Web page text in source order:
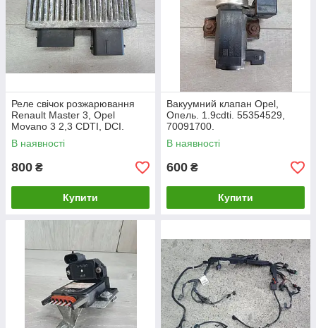
Реле свічок розжарювання
Renault Master 3, Opel
Movano 3 2,3 CDTI, DCI.
8200558438.
В наявності
800 ₴
Купити
Вакуумний клапан Opel,
Опель. 1.9cdti. 55354529,
70091700.
В наявності
600 ₴
Купити